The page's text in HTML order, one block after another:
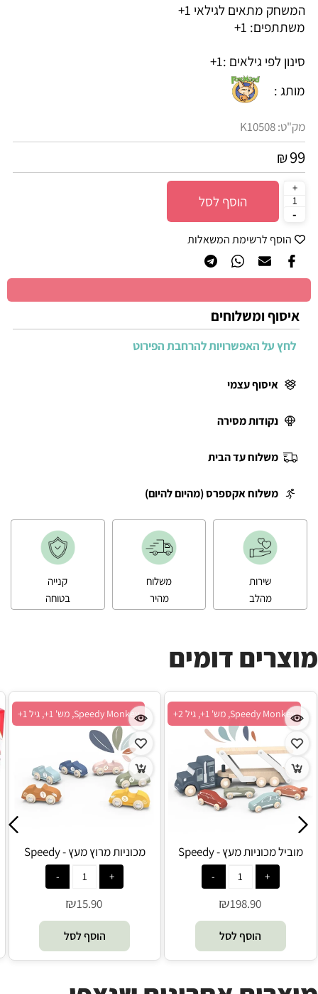
המשחק מתאים לגילאי 1+
משתתפים: 1+
סינון לפי גילאים :1+
מותג :
מק"ט:K10508
₪99
הוסף לסל
הוסף לרשימת המשאלות
איסוף ומשלוחים
לחץ על האפשרויות להרחבת הפירוט
איסוף עצמי
נקודות מסירה
משלוח עד הבית
משלוח אקספרס (מהיום להיום)
שירות
מהלב
משלוח
מהיר
קנייה
בטוחה
מוצרים דומים
Speedy Monkey, מש' 1+, גיל 1+
מכוניות מרוץ מעץ - Speedy
Monkey
₪15.90
הוסף לסל
Speedy Monkey, מש' 1+, גיל 2+
מוביל מכוניות מעץ - Speedy
Monkey
₪198.90
הוסף לסל